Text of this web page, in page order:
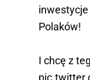
inwestycje
Polaków!
I chcę z